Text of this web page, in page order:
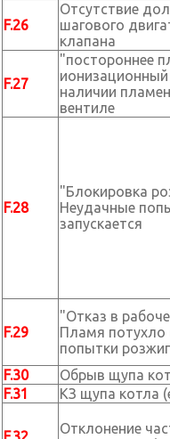
F.26
Отсутствие
шагового
клапана
F.27
"постороннее
наличии
вентиле
F.28
"Блокировка
Неудачные
запускается
F.29
"Отказ в
Пламя потухло
попытки
F.30
Обрыв щупа
F.31
КЗ щупа котла
Отклонение